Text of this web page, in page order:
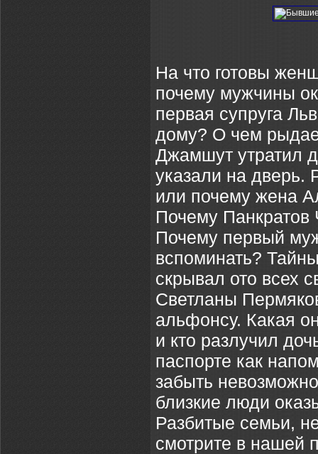
На что готовы
почему мужчины
первая супруга
дому? О чем
Джамшут утратил
указали на дверь.
или почему жена
Почему
Почему первый
вспоминать?
скрывал ото всех
Светланы
альфонсу. Какая
и кто разлучил
паспорте как
забыть
близкие люди
Разбитые семьи,
смотрите в нашей